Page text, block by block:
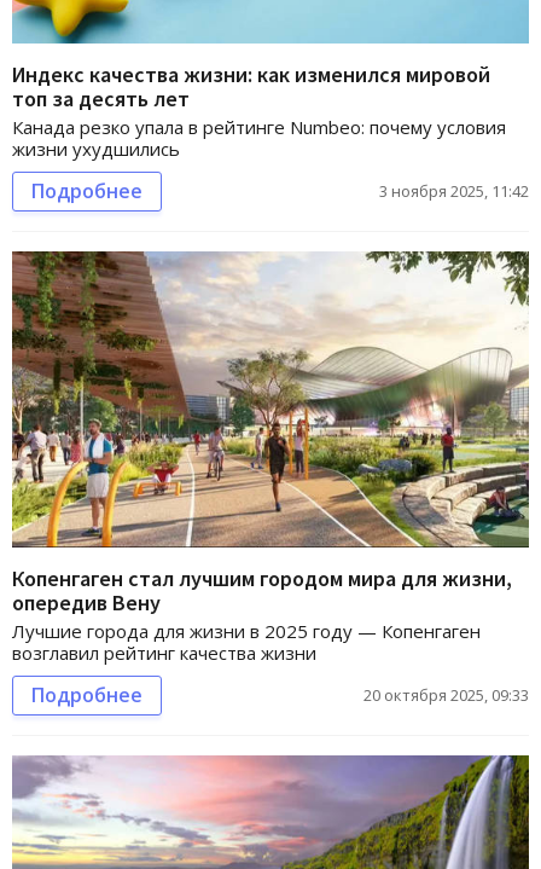
Индекс качества жизни: как изменился мировой
топ за десять лет
Канада резко упала в рейтинге Numbeo: почему условия
жизни ухудшились
Подробнее 3 ноября 2025, 11:42
Копенгаген стал лучшим городом мира для жизни,
опередив Вену
Лучшие города для жизни в 2025 году — Копенгаген
возглавил рейтинг качества жизни
Подробнее 20 октября 2025, 09:33